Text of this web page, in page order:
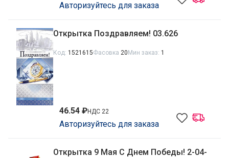
Авторизуйтесь для заказа
Открытка Поздравляем! 03.626
Код: 1521615Фасовка 20 Мин заказ: 1
46.54 ₽НДС 22
Авторизуйтесь для заказа
Открытка 9 Мая С Днем Победы! 2-04-